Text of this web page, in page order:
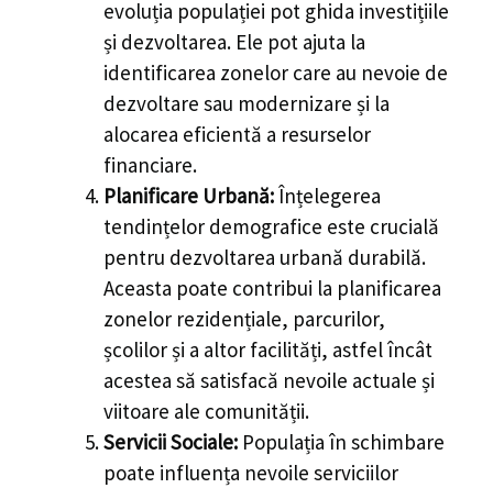
evoluția populației pot ghida investițiile
și dezvoltarea. Ele pot ajuta la
identificarea zonelor care au nevoie de
dezvoltare sau modernizare și la
alocarea eficientă a resurselor
financiare.
Planificare Urbană:Înțelegerea
tendințelor demografice este crucială
pentru dezvoltarea urbană durabilă.
Aceasta poate contribui la planificarea
zonelor rezidențiale, parcurilor,
școlilor și a altor facilități, astfel încât
acestea să satisfacă nevoile actuale și
viitoare ale comunității.
Servicii Sociale: Populația în schimbare
poate influența nevoile serviciilor